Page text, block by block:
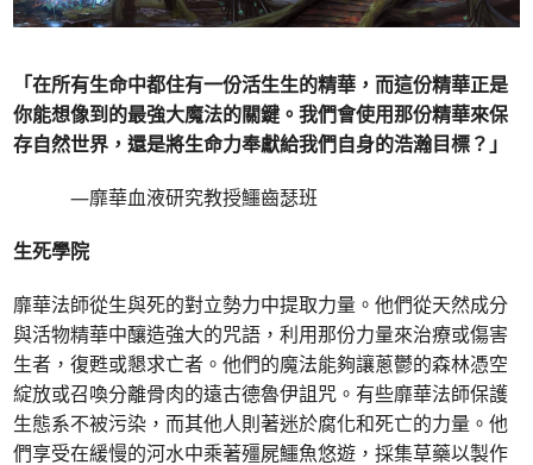
「在所有生命中都住有一份活生生的精華，而這份精華正是
你能想像到的最強大魔法的關鍵。我們會使用那份精華來保
存自然世界，還是將生命力奉獻給我們自身的浩瀚目標？」
—靡華血液研究教授鱷齒瑟班
生死學院
靡華法師從生與死的對立勢力中提取力量。他們從天然成分
與活物精華中釀造強大的咒語，利用那份力量來治療或傷害
生者，復甦或懇求亡者。他們的魔法能夠讓蔥鬱的森林憑空
綻放或召喚分離骨肉的遠古德魯伊詛咒。有些靡華法師保護
生態系不被污染，而其他人則著迷於腐化和死亡的力量。他
們享受在緩慢的河水中乘著殭屍鱷魚悠遊，採集草藥以製作